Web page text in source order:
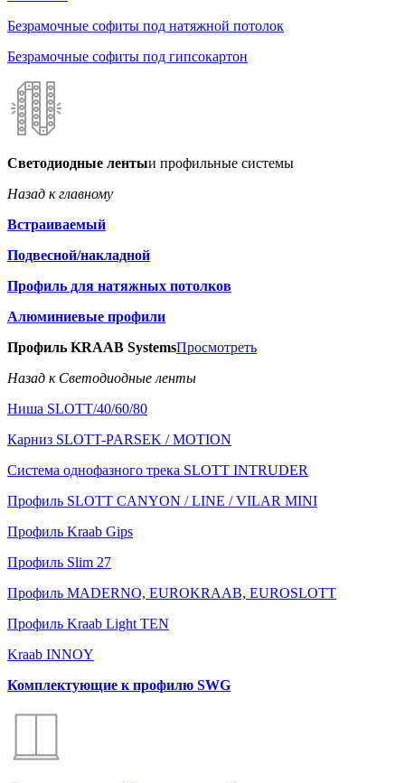
Безрамочные софиты под натяжной потолок
Безрамочные софиты под гипсокартон
Светодиодные лентыи профильные системы
Назад к главному
Встраиваемый
Подвесной/накладной
Профиль для натяжных потолков
Алюминиевые профили
Профиль KRAAB SystemsПросмотреть
Назад к Светодиодные ленты
Ниша SLOTT/40/60/80
Карниз SLOTT-PARSEK / MOTION
Система однофазного трека SLOTT INTRUDER
Профиль SLOTT CANYON / LINE / VILAR MINI
Профиль Kraab Gips
Профиль Slim 27
Профиль MADERNO, EUROKRAAB, EUROSLOTT
Профиль Kraab Light TEN
Kraab INNOY
Комплектующие к профилю SWG